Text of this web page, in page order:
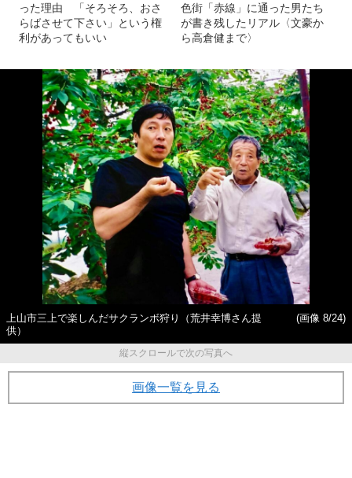
った理由 「そろそろ、おさ
らばさせて下さい」という権
利があってもいい
色街「赤線」に通った男たち
が書き残したリアル〈文豪か
ら高倉健まで〉
上山市三上で楽しんだサクランボ狩り（荒井幸博さん提
供）
(画像 8/24)
縦スクロールで次の写真へ
画像一覧を見る